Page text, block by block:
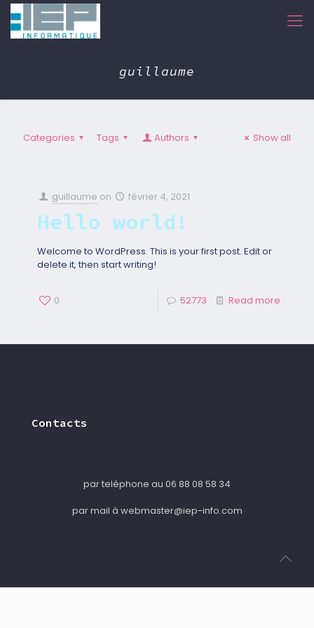
guillaume
Categories Tags Authors Show all
guillaume on février 4, 2021
Hello world!
Welcome to WordPress. This is your first post. Edit or
delete it, then start writing!
0 52773 Read more
Contacts
par teléphone au 06 88 08 58 34
par mail à webmaster@iep-info.com